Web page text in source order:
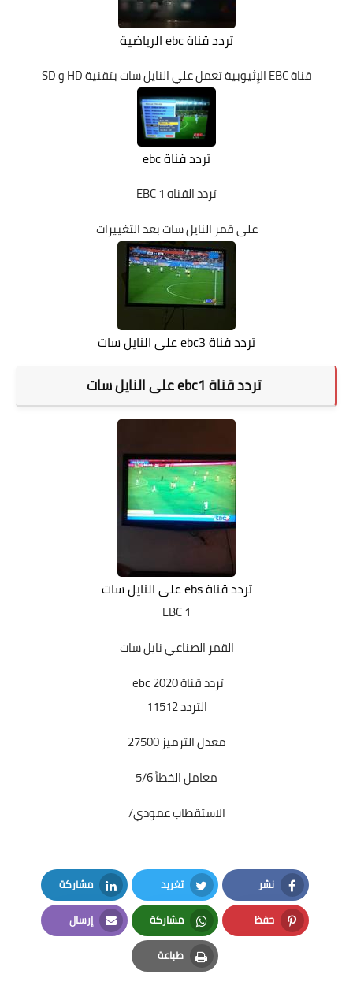
تردد قناة ebc الرياضية
قناة EBC الإثيوبية تعمل علي النايل سات بتقنية HD و SD
تردد قناة ebc
تردد القناه EBC 1
على قمر النايل سات بعد التغييرات
تردد قناة ebc3 على النايل سات
تردد قناة ebc1 على النايل سات
تردد قناة ebs على النايل سات
EBC 1
القمر الصناعي نايل سات
تردد قناة ebc2020
التردد 11512
معدل الترميز 27500
معامل الخطأ 5/6
الاستقطاب عمودي/
نشر
Facebook
تغريد
Twitter
مشاركة
LinkedIn
حفظ
Pinterest
مشاركة
Whatsapp
إرسال
Email
طباعة
Print